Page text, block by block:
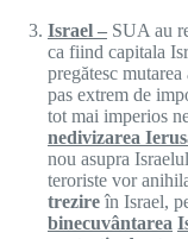
Israel – SUA au
ca fiind capitala
pregătesc
pas extrem de
tot mai imperios
nedivizarea
nou asupra
teroriste vor
trezireîn Israel,
binecuvântarea